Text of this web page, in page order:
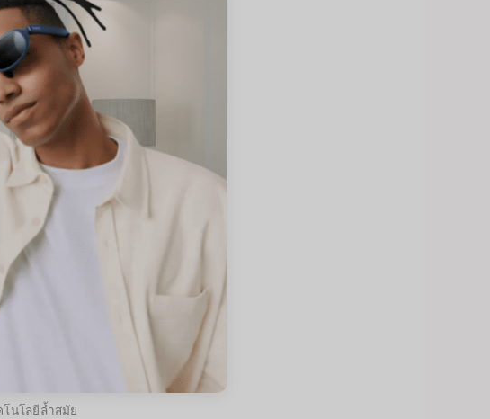
นโลยีล้ำสมัย